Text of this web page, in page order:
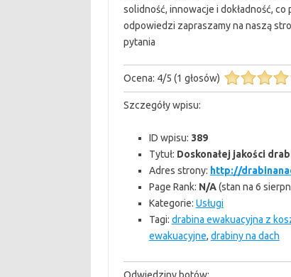
solidność, innowacje i dokładność,
odpowiedzi zapraszamy na naszą
pytania
Ocena: 4/5 (1 głosów)
Szczegóły wpisu:
ID wpisu: 389
Tytuł: Doskonałej jakości
Adres strony: http://
Page Rank: N/A(stan na 6
Kategorie: Usługi
Tagi: drabina ewakuacyjna z
ewakuacyjne, drabiny na dach